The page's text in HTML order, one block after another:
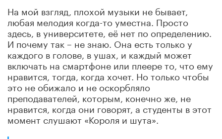
На мой взгляд, плохой музыки не бывает,
любая мелодия когда-то уместна. Просто
здесь, в университете, её нет по определению.
И почему так – не знаю. Она есть только у
каждого в голове, в ушах, и каждый может
включать на смартфоне или плеере то, что ему
нравится, тогда, когда хочет. Но только чтобы
это не обижало и не оскорбляло
преподавателей, которым, конечно же, не
нравится, когда они говорят, а студенты в этот
момент слушают «Короля и шута».